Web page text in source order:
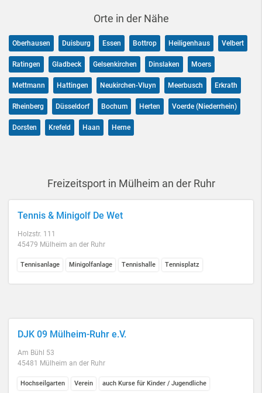
Orte in der Nähe
Oberhausen Duisburg Essen Bottrop Heiligenhaus Velbert
Ratingen Gladbeck Gelsenkirchen Dinslaken Moers
Mettmann Hattingen Neukirchen-Vluyn Meerbusch Erkrath
Rheinberg Düsseldorf Bochum Herten Voerde (Niederrhein)
Dorsten Krefeld Haan Herne
Freizeitsport in Mülheim an der Ruhr
Tennis & Minigolf De Wet
Holzstr. 111
45479 Mülheim an der Ruhr
Tennisanlage Minigolfanlage Tennishalle Tennisplatz
DJK 09 Mülheim-Ruhr e.V.
Am Bühl 53
45481 Mülheim an der Ruhr
Hochseilgarten Verein auch Kurse für Kinder / Jugendliche